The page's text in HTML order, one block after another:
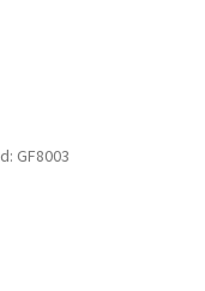
GF8003